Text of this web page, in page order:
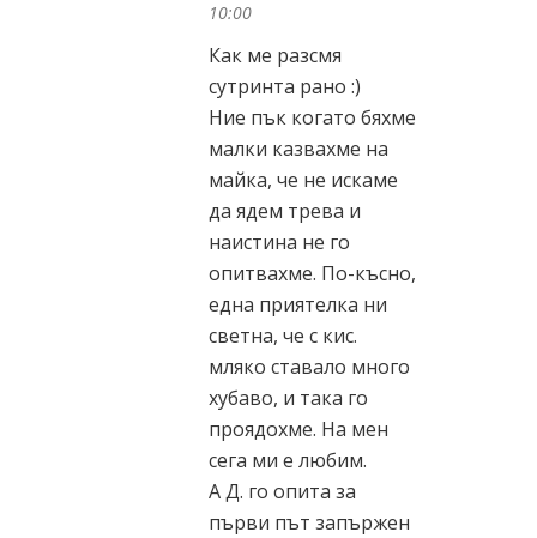
10:00
Как ме разсмя
сутринта рано :)
Ние пък когато бяхме
малки казвахме на
майка, че не искаме
да ядем трева и
наистина не го
опитвахме. По-късно,
една приятелка ни
светна, че с кис.
мляко ставало много
хубаво, и така го
проядохме. На мен
сега ми е любим.
А Д. го опита за
първи път запържен